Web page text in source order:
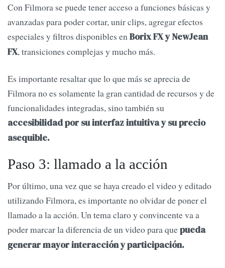
Con Filmora se puede tener acceso a funciones básicas y
avanzadas para poder cortar, unir clips, agregar efectos
especiales y filtros disponibles en Borix FX y NewJean
FX, transiciones complejas y mucho más.
Es importante resaltar que lo que más se aprecia de
Filmora no es solamente la gran cantidad de recursos y de
funcionalidades integradas, sino también su
accesibilidad por su interfaz intuitiva y su precio
asequible.
Paso 3: llamado a la acción
Por último, una vez que se haya creado el video y editado
utilizando Filmora, es importante no olvidar de poner el
llamado a la acción. Un tema claro y convincente va a
poder marcar la diferencia de un video para quepueda
generar mayor interacción y participación.